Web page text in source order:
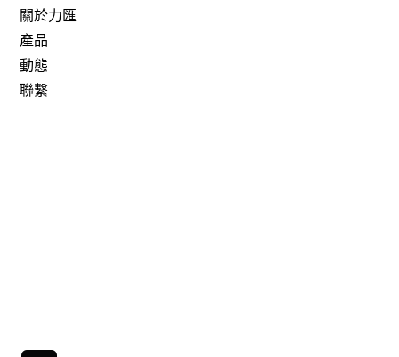
關於力匯
產品
動態
聯繫